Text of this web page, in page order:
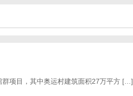
项目，其中奥运村建筑面积27万平方 […]